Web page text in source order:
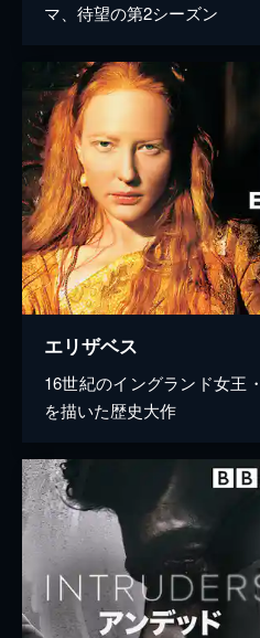
マ、待望の第2シーズン
エリザベス
16世紀のイングランド女王
を描いた歴史大作